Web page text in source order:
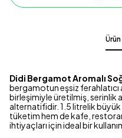
Ürün
Didi Bergamot Aromalı
bergamotun eşsiz
birleşimiyle üretilmiş, serinlik
alternatifidir. 1.5 litrelik
tüketim hem de kafe,
ihtiyaçları için ideal bir